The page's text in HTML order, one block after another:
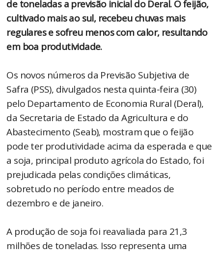
de toneladas a previsão inicial do Deral. O feijão,
cultivado mais ao sul, recebeu chuvas mais
regulares e sofreu menos com calor, resultando
em boa produtividade.
Os novos números da Previsão Subjetiva de
Safra (PSS), divulgados nesta quinta-feira (30)
pelo Departamento de Economia Rural (Deral),
da Secretaria de Estado da Agricultura e do
Abastecimento (Seab), mostram que o feijão
pode ter produtividade acima da esperada e que
a soja, principal produto agrícola do Estado, foi
prejudicada pelas condições climáticas,
sobretudo no período entre meados de
dezembro e de janeiro.
A produção de soja foi reavaliada para 21,3
milhões de toneladas. Isso representa uma